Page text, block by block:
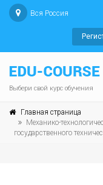
Вся Россия
Выбери свой курс обучения
Главная страница
Механико-
государственного